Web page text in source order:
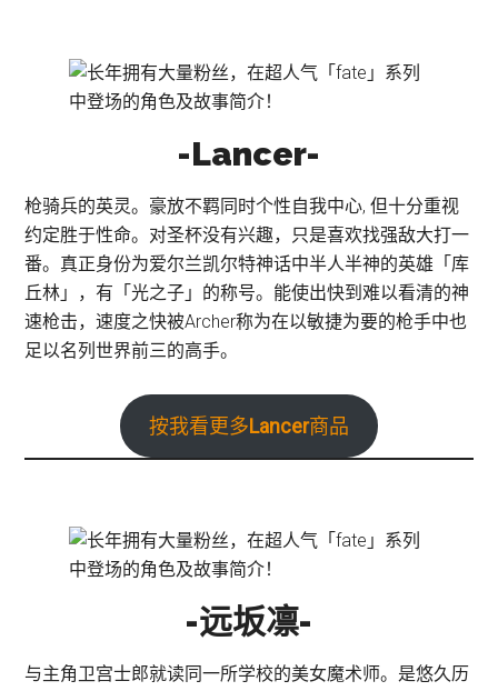
-Lancer-
枪骑兵的英灵。豪放不羁同时个性自我中心, 但十分重视
约定胜于性命。对圣杯没有兴趣，只是喜欢找强敌大打一
番。真正身份为爱尔兰凯尔特神话中半人半神的英雄「库
丘林」，有「光之子」的称号。能使出快到难以看清的神
速枪击，速度之快被Archer称为在以敏捷为要的枪手中也
足以名列世界前三的高手。
按我看更多Lancer商品
-远坂凛-
与主角卫宫士郎就读同一所学校的美女魔术师。是悠久历